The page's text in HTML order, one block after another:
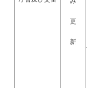
更
新